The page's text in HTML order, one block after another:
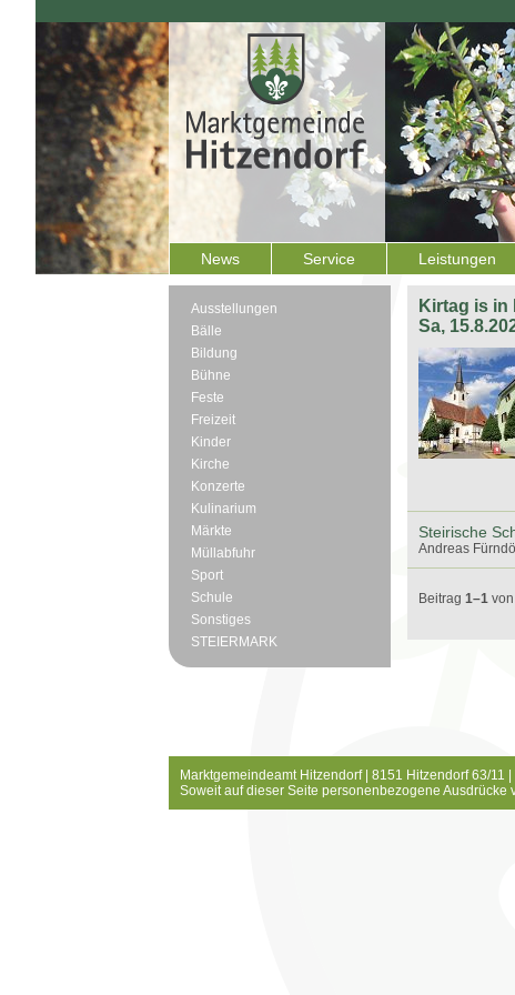
News Service Leistungen
Ausstellungen
Bälle
Bildung
Bühne
Feste
Freizeit
Kinder
Kirche
Konzerte
Kulinarium
Märkte
Müllabfuhr
Sport
Schule
Sonstiges
STEIERMARK
Kirtag is in
Sa,
Steirische
Andreas
Beitrag 1–1 von
Marktgemeindeamt Hitzendorf | 8151 Hitzendorf 63/11
Soweit auf dieser Seite personenbezogene